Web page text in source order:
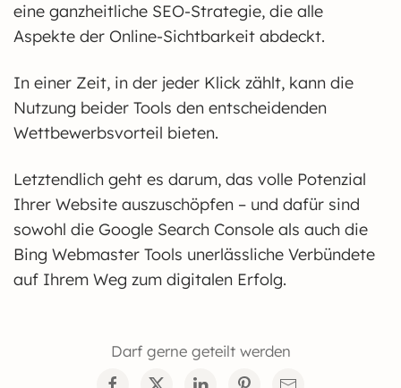
eine ganzheitliche SEO-Strategie, die alle
Aspekte der Online-Sichtbarkeit abdeckt.
In einer Zeit, in der jeder Klick zählt, kann die
Nutzung beider Tools den entscheidenden
Wettbewerbsvorteil bieten.
Letztendlich geht es darum, das volle Potenzial
Ihrer Website auszuschöpfen – und dafür sind
sowohl die Google Search Console als auch die
Bing Webmaster Tools unerlässliche Verbündete
auf Ihrem Weg zum digitalen Erfolg.
Darf gerne geteilt werden